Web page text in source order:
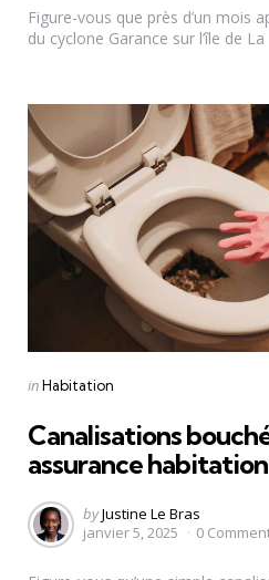
Figure-vous que près d’un mois
du cyclone Garance sur l’île de La
Categories
Posted
inHabitation
Canalisations
assurance habitation
Posted
by
byJustine Le Bras
janvier 5, 2025
0